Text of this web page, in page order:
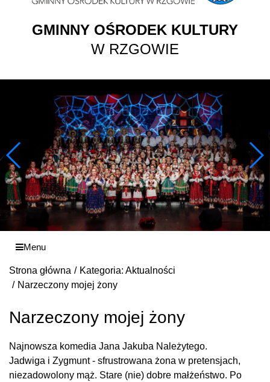
GMINNY OŚRODEK KULTURY
W RZGOWIE
Menu
Strona główna
Kategoria: Aktualności
Narzeczony mojej żony
Narzeczony mojej żony
Najnowsza komedia Jana Jakuba Należytego.
Jadwiga i Zygmunt - sfrustrowana żona w pretensjach,
niezadowolony mąż. Stare (nie) dobre małżeństwo. Po